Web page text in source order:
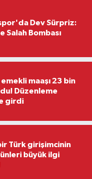
Dev Sürpriz:
Salah Bombası
emekli maaşı 23 bin
Düzenleme
girdi
Türk girişimcinin
büyük ilgi